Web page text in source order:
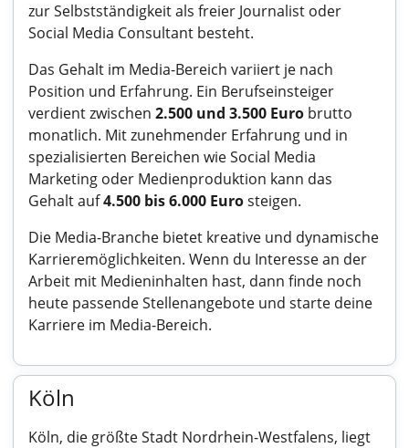
zur Selbstständigkeit als freier Journalist oder
Social Media Consultant besteht.
Das Gehalt im Media-Bereich variiert je nach
Position und Erfahrung. Ein Berufseinsteiger
verdient zwischen 2.500 und 3.500 Euro brutto
monatlich. Mit zunehmender Erfahrung und in
spezialisierten Bereichen wie Social Media
Marketing oder Medienproduktion kann das
Gehalt auf4.500 bis 6.000 Eurosteigen.
Die Media-Branche bietet kreative und dynamische
Karrieremöglichkeiten. Wenn du Interesse an der
Arbeit mit Medieninhalten hast, dann finde noch
heute passende Stellenangebote und starte deine
Karriere im Media-Bereich.
Köln
Köln, die größte Stadt Nordrhein-Westfalens, liegt